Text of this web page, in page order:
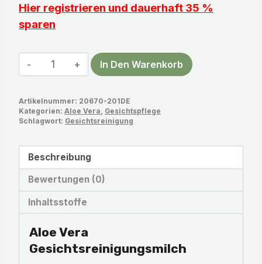
Hier registrieren und dauerhaft 35 %
sparen
Aloe
Vera
Menge
In Den Warenkorb
Artikelnummer: 20670-201DE
Kategorien: Aloe Vera, Gesichtspflege
Schlagwort: Gesichtsreinigung
Beschreibung
Bewertungen (0)
Inhaltsstoffe
Aloe Vera
Gesichtsreinigungsmilch